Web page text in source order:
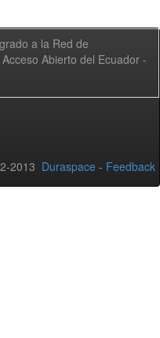
a la Red de
Abierto del Ecuador -
2013 Duraspace - Feedback